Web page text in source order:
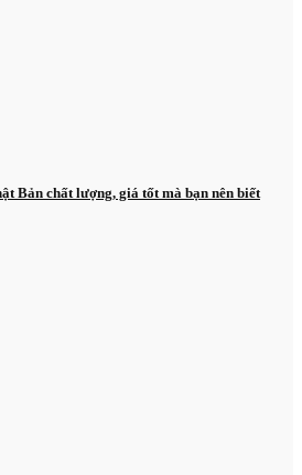
Bản chất lượng, giá tốt mà bạn nên biết